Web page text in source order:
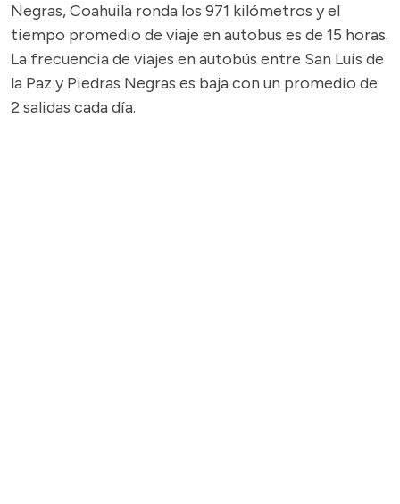
Negras, Coahuila ronda los 971 kilómetros y el
tiempo promedio de viaje en autobus es de 15 horas.
La frecuencia de viajes en autobús entre San Luis de
la Paz y Piedras Negras es baja con un promedio de
2 salidas cada día.